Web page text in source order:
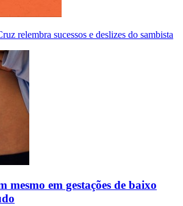
relembra sucessos e deslizes do sambista
mesmo em gestações de baixo